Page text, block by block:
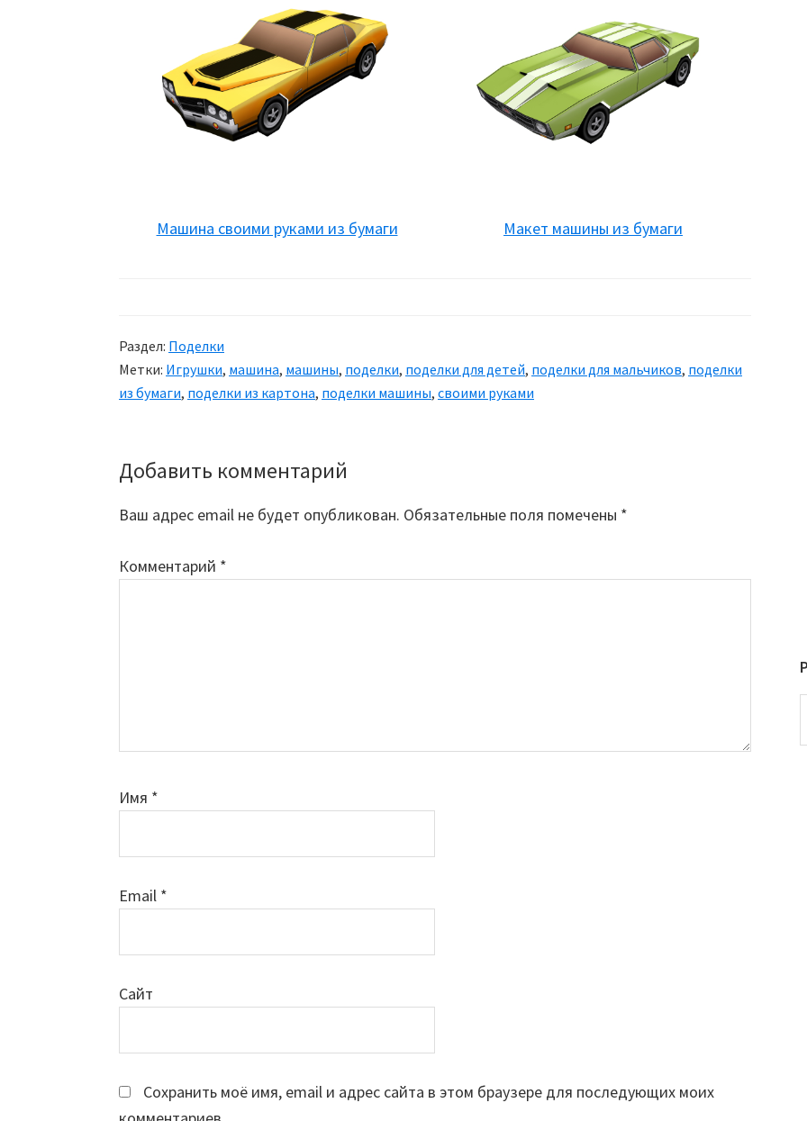
Машина своими руками из бумаги Макет машины из бумаги
Раздел: Поделки
Метки: Игрушки, машина, машины, поделки, поделки для детей, поделки для мальчиков, поделки
из бумаги, поделки из картона, поделки машины, своими руками
Reader
Interactions
Добавить комментарий
Ваш адрес email не будет опубликован. Обязательные поля помечены *
Комментарий *
Имя *
Email *
Сайт
Сохранить моё имя, email и адрес сайта в этом браузере для последующих моих